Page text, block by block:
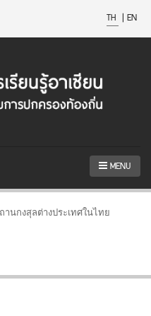
TH | EN
MENU
นกงสุลต่างประเทศในไทย